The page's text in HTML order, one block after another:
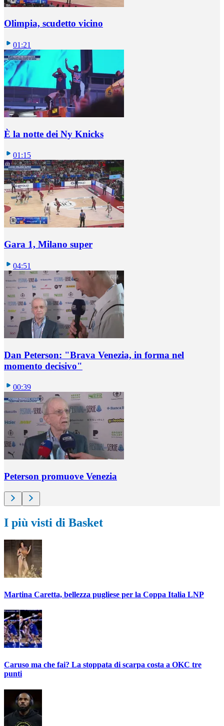
Olimpia, scudetto vicino
01:21
È la notte dei Ny Knicks
01:15
Gara 1, Milano super
04:51
Dan Peterson: "Brava Venezia, in forma nel
momento decisivo"
00:39
Peterson promuove Venezia
I più visti di Basket
Martina Caretta, bellezza pugliese per la Coppa Italia LNP
Caruso ma che fai? La stoppata di scarpa costa a OKC tre
punti